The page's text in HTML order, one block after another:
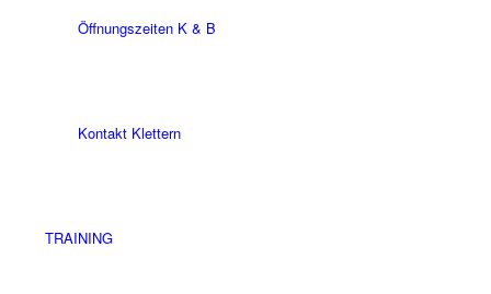
Öffnungszeiten K & B
Kontakt Klettern
TRAINING